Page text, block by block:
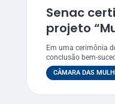
Senac
projeto
Em uma cerimônia
conclusão bem-
CÂMARA DAS